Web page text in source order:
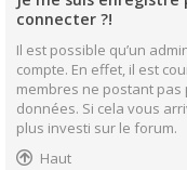
connecter ?!
Il est possible qu’un
compte. En effet, il est
membres ne postant
données. Si cela vous
plus investi sur le forum.
Haut